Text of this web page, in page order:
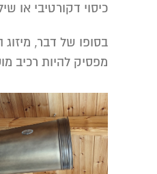
כיסוי דקורטיבי או
בסופו של דבר,
מפסיק להיות רכיב